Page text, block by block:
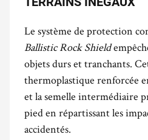
Le système de protection
Ballistic Rock Shield
objets durs et tranchants.
thermoplastique renforcée
et la semelle intermédiaire
pied en répartissant les
accidentés.